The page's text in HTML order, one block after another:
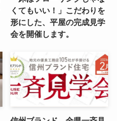
くてもいい！」こだわりを
形にした、平屋の完成見学
会を開催します。